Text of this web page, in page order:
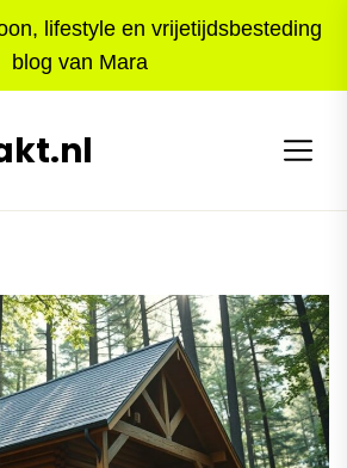
lifestyle en vrijetijdsbesteding
blog van Mara